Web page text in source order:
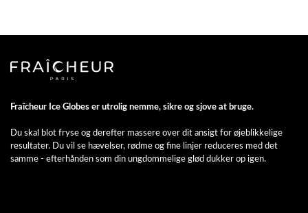
Fraîcheur Ice Globes er utrolig nemme, sikre og sjove at bruge.
Du skal blot fryse og derefter massere over dit ansigt for øjeblikkelige
resultater. Du vil se hævelser, rødme og fine linjer reduceres med det
samme - efterhånden som din ungdommelige glød dukker op igen.